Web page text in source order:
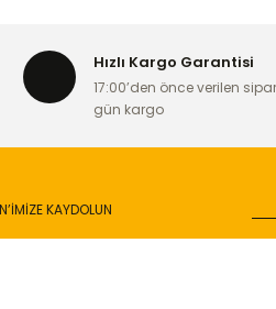
Hızlı Kargo Garantisi
17:00’den önce verilen
gün kargo
KAYDOLUN